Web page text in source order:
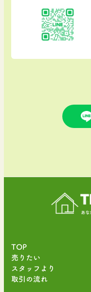
TOP
売りたい
スタッフより
取引の流れ